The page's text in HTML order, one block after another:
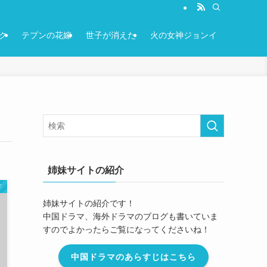
テプンの花嫁 世子が消えた 火の女神ジョンイ
姉妹サイトの紹介
姉妹サイトの紹介です！
中国ドラマ、海外ドラマのブログも書いていま
すのでよかったらご覧になってくださいね！
中国ドラマのあらすじはこちら